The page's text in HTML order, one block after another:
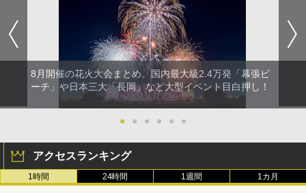
8月開催の花火大会まとめ。国内最大級2.4万発「幕張ビ
ーチ」や日本三大「長岡」など大型イベント目白押し！
● ● ● ● ● ●
アクセスランキング
1時間 24時間 1週間 1カ月